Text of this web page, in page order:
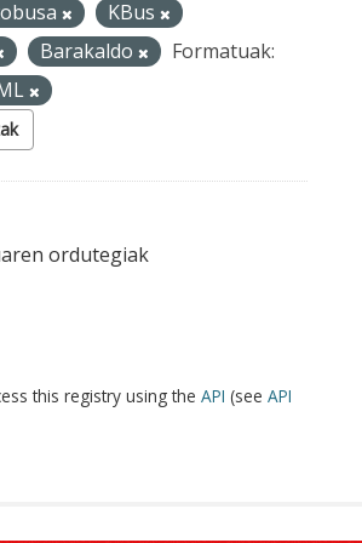
KBus
Barakaldo
Formatuak:
ordutegiak
this registry using the API (see API